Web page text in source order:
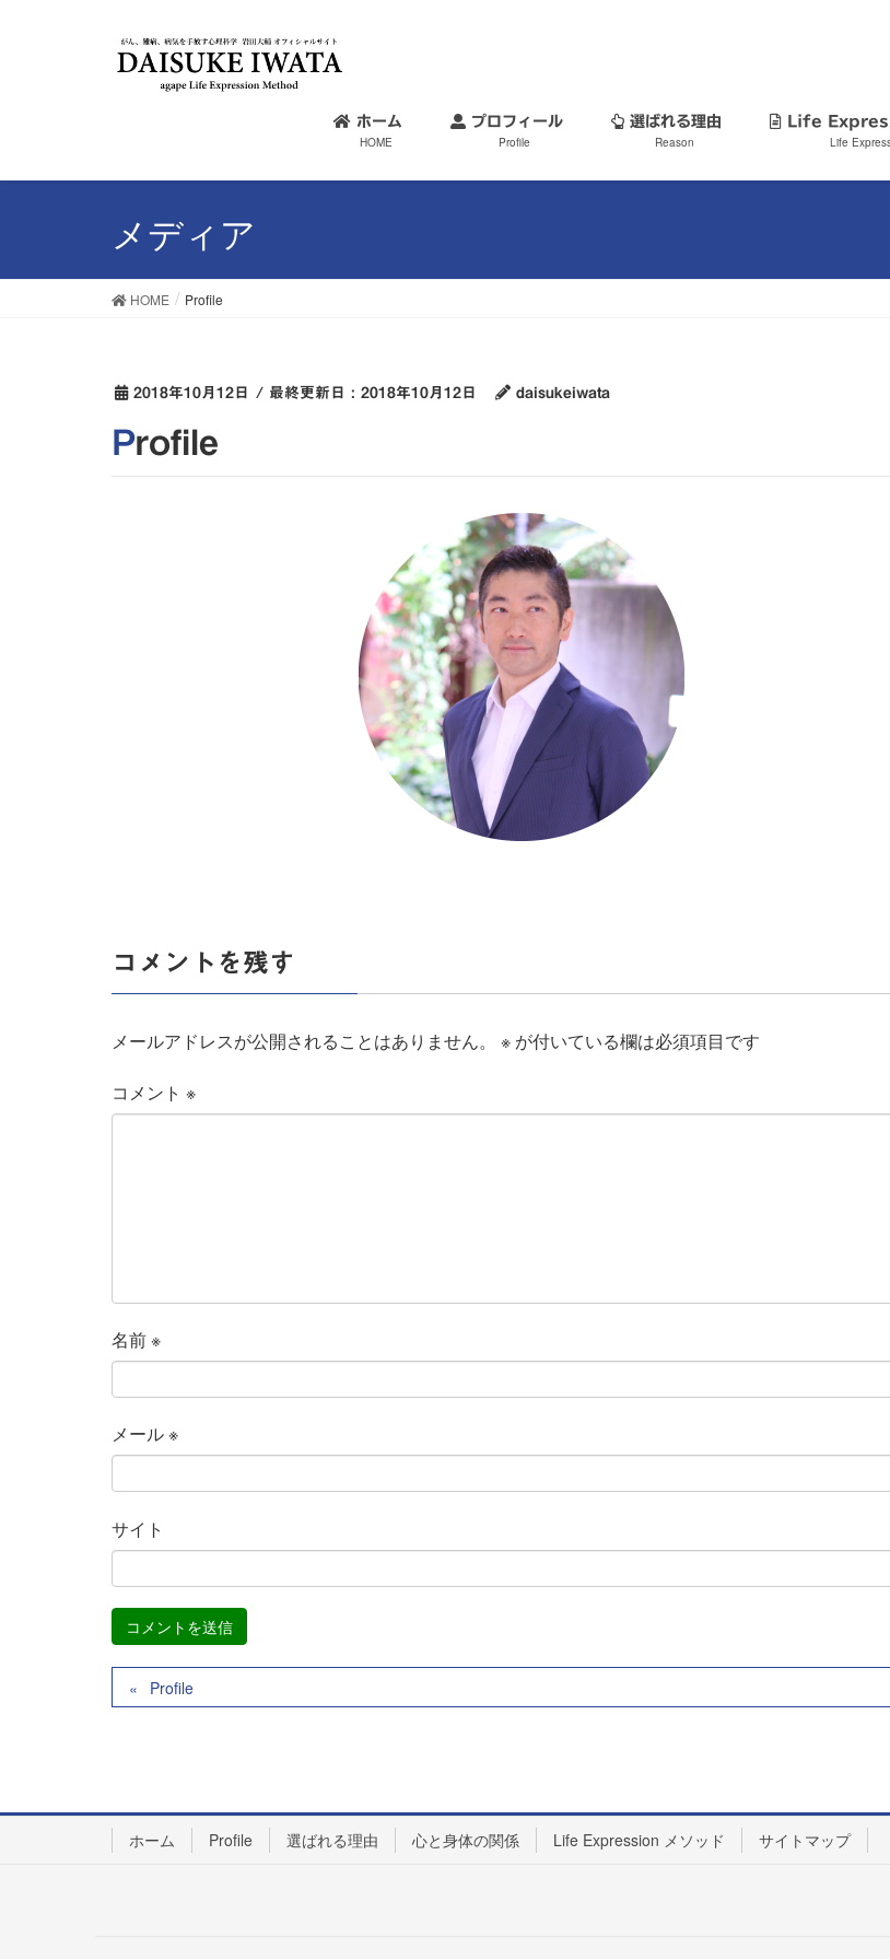
ホーム
HOME
プロフィール
Profile
選ばれる理由
Reason
Life
Life
メディア
HOME Profile
2018年10月12日 / 最終更新日 : 2018年10月12日 daisukeiwata
Profile
コメントを残す
メールアドレスが公開されることはありません。 ※ が付いている欄は必須項目です
コメント ※
名前※
メール※
サイト
Profile
ホーム Profile 選ばれる理由 心と身体の関係 Life Expression メソッド サイトマップ